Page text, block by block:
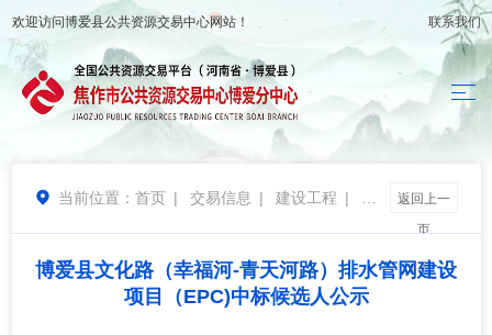
欢迎访问博爱县公共资源交易中心网站！ 联系我们
 当前位置： 首页 | 交易信息 | 建设工程 |
候
选人公示
返回上一
页
博爱县文化路（幸福河-青天河路）排水管网建设
项目（EPC)中标候选人公示